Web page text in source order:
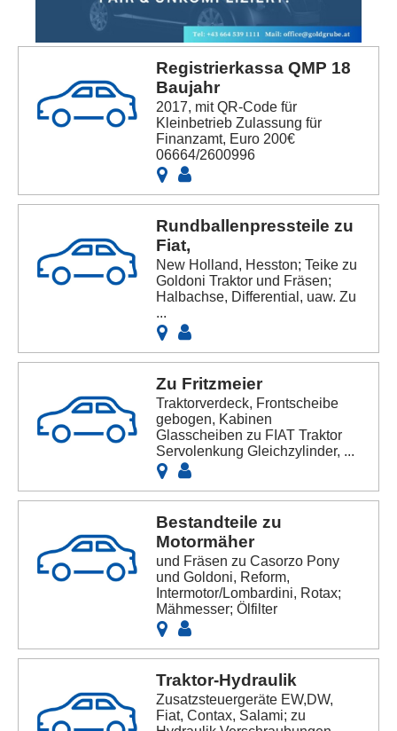
Registrierkassa QMP 18
Baujahr
2017, mit QR-Code für
Kleinbetrieb Zulassung für
Finanzamt, Euro 200€
06664/2600996
Rundballenpressteile zu
Fiat,
New Holland, Hesston; Teike zu
Goldoni Traktor und Fräsen;
Halbachse, Differential, uaw. Zu
...
Zu Fritzmeier
Traktorverdeck, Frontscheibe
gebogen, Kabinen
Glasscheiben zu FIAT Traktor
Servolenkung Gleichzylinder, ...
Bestandteile zu
Motormäher
und Fräsen zu Casorzo Pony
und Goldoni, Reform,
Intermotor/Lombardini, Rotax;
Mähmesser; Ölfilter
Traktor-Hydraulik
Zusatzsteuergeräte EW,DW,
Fiat, Contax, Salami; zu